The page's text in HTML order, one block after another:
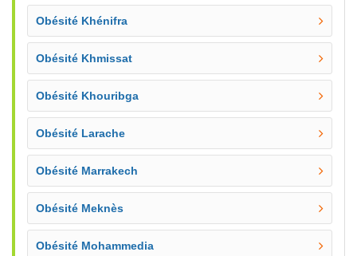
Obésité Khénifra
Obésité Khmissat
Obésité Khouribga
Obésité Larache
Obésité Marrakech
Obésité Meknès
Obésité Mohammedia